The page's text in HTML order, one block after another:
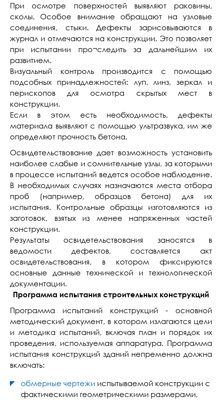
При осмотре поверхностей выявляют раковины,
сколы. Особое внимание обращают на узловые
соединения, стыки. Дефекты зарисовываются в
журнал и отмечаются на конструкции. Это позволяет
при испытании про¬следить за дальнейшим их
развитием.
Визуальный контроль производится с помощью
подсобных принадлежностей: луп, линз, зеркал и
перископов для осмотра скрытых мест в
конструкции.
Если в этом есть необходимость, дефекты
материала выявляют с помощью ультразвука, им же
определяют прочность бетона.
Освидетельствование дает возможность установить
наиболее слабые и сомнительные узлы, за которыми
в процессе испытаний ведется особое наблюдение.
В необходимых случаях назначаются места отбора
проб (например, образцов бетона) для их
испытания. Контрольные образцы изготовляются из
заготовок, взятых из менее напряженных частей
конструкции.
Результаты освидетельствования заносятся в
ведомости дефектов, составляется акт
освидетельствования, в котором фиксируются
основные данные технической и технологической
документации.
Программа испытания строительных конструкций
Программа испытаний конструкций - основной
методический документ, в котором излагаются цели
и методика испытаний, включая план и порядок их
проведения, используемая аппаратура. Программа
испытания конструкций зданий непременно должна
включать:
обмерные чертежи испытываемой конструкции с
фактическими геометрическими размерами,